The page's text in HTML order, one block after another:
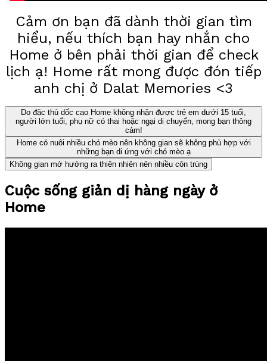
Cảm ơn bạn đã dành thời gian tìm
hiểu, nếu thích bạn hay nhắn cho
Home ở bên phải thời gian để check
lịch ạ! Home rất mong được đón tiếp
anh chị ở Dalat Memories <3
Do đặc thù dốc cao Home không nhận được trẻ em dưới 15 tuổi,
người lớn tuổi, phụ nữ có thai hoặc ngại di chuyển, mong bạn thông
cảm!
Home có nuôi nhiều chó mèo nên không gian sẽ không phù hợp với
những bạn di ứng với chó mèo ạ
Không gian mở hướng ra thiên nhiên nên nhiều côn trùng
Cuộc sống giản dị hàng ngày ở
Home